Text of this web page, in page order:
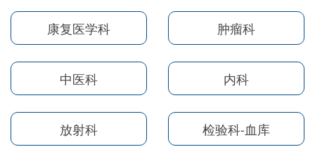
康复医学科 肿瘤科
中医科 内科
放射科 检验科-血库